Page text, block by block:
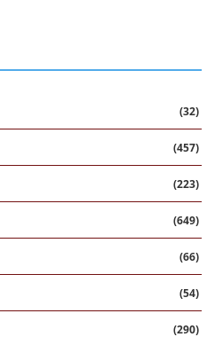
(32)
(457)
(223)
(649)
(66)
(54)
(290)